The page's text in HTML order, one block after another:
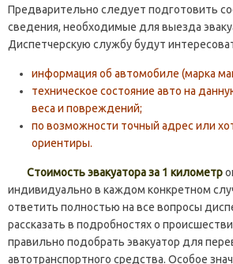
Предварительно следует подготовить
сведения, необходимые для выезда
Диспетчерскую службу будут
информация об автомобиле (марка
техническое состояние авто на
веса и повреждений;
по возможности точный адрес или
ориентиры.
Стоимость эвакуатора за 1 километр
индивидуально в каждом конкретном
ответить полностью на все вопросы
рассказать в подробностях о
правильно подобрать эвакуатор для
автотранспортного средства. Особое